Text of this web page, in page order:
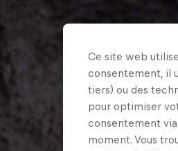
Ce site web
consentement, il
tiers) ou des
pour optimiser
consentement
moment. Vous